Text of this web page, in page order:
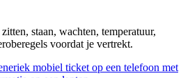
staan, wachten, temperatuur,
voordat je vertrekt.